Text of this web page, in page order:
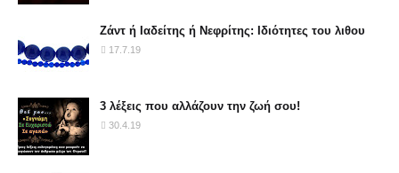
Ζάντ ή Ιαδείτης ή Νεφρίτης: Ιδιότητες του λιθου
17.7.19
3 λέξεις που αλλάζουν την ζωή σου!
30.4.19